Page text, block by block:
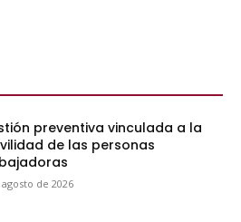
preventiva vinculada a la
de las personas
de 2026